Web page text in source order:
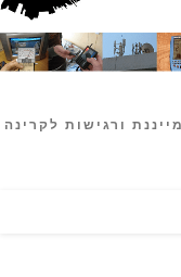
לקרינה